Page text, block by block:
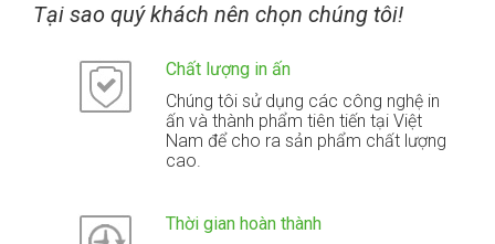
Tại sao quý khách nên chọn chúng tôi!
Chất lượng in ấn
Chúng tôi sử dụng các công nghệ in
ấn và thành phẩm tiên tiến tại Việt
Nam để cho ra sản phẩm chất lượng
cao.
Thời gian hoàn thành